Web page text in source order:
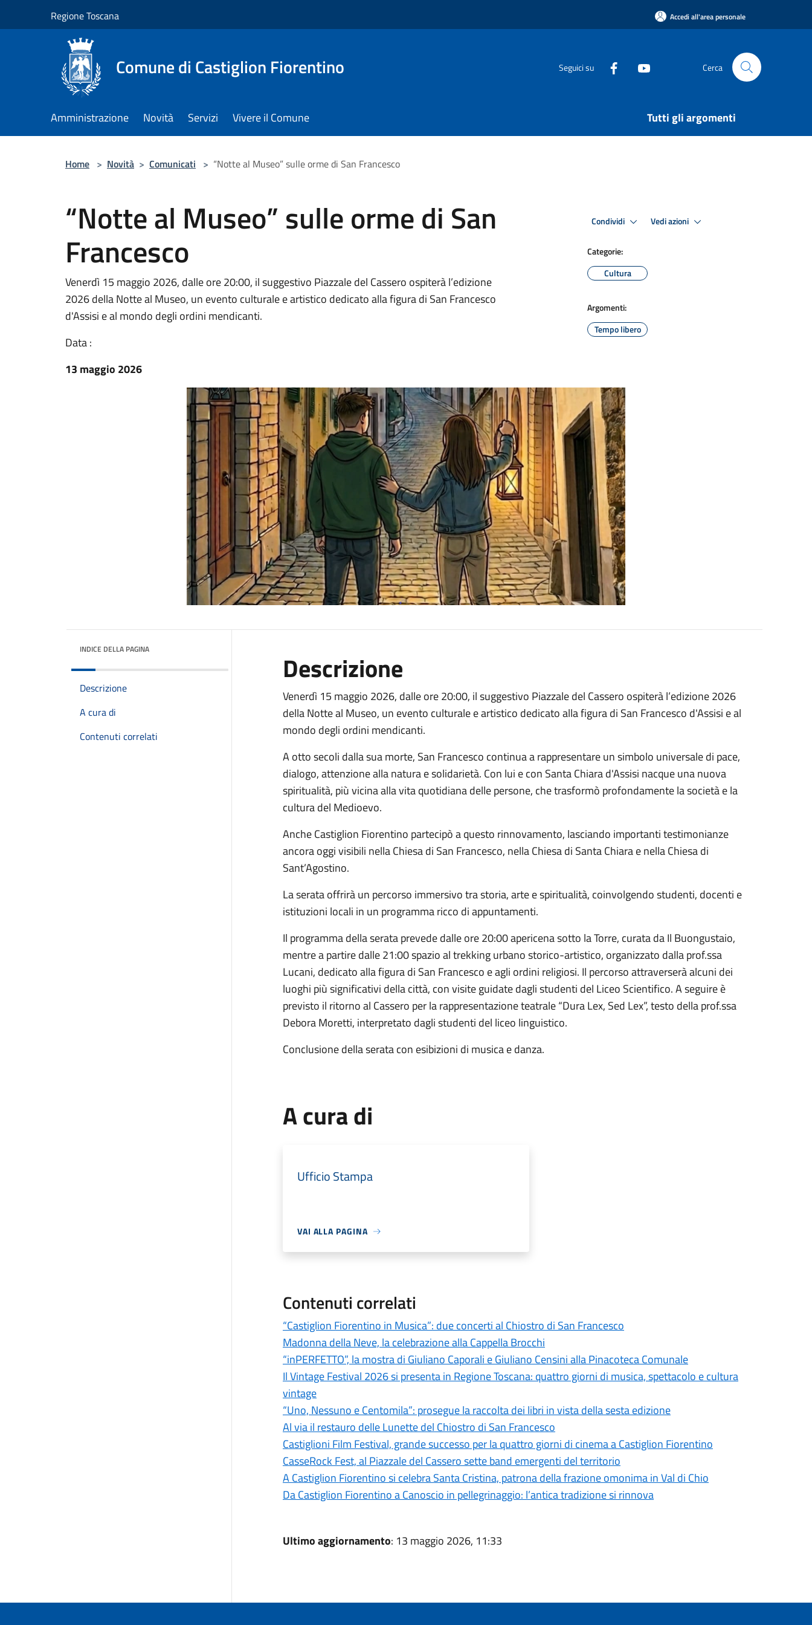
Regione Toscana Accedi all'area personale
Comune di Castiglion Fiorentino Seguici su Cerca
Amministrazione Novità Servizi Vivere il Comune Tutti gli argomenti
Home > Novità > Comunicati > “Notte al Museo” sulle orme di San Francesco
“Notte al Museo” sulle orme di San
Francesco
Venerdì 15 maggio 2026, dalle ore 20:00, il suggestivo Piazzale del Cassero ospiterà l’edizione
2026 della Notte al Museo, un evento culturale e artistico dedicato alla figura di San Francesco
d'Assisi e al mondo degli ordini mendicanti.
Data :
13 maggio 2026
Condividi Vedi azioni
Categorie:
Cultura
Argomenti:
Tempo libero
INDICE DELLA PAGINA
Descrizione
A cura di
Contenuti correlati
Descrizione
Venerdì 15 maggio 2026, dalle ore 20:00, il suggestivo Piazzale del Cassero ospiterà l’edizione 2026
della Notte al Museo, un evento culturale e artistico dedicato alla figura di San Francesco d'Assisi e al
mondo degli ordini mendicanti.
A otto secoli dalla sua morte, San Francesco continua a rappresentare un simbolo universale di pace,
dialogo, attenzione alla natura e solidarietà. Con lui e con Santa Chiara d'Assisi nacque una nuova
spiritualità, più vicina alla vita quotidiana delle persone, che trasformò profondamente la società e la
cultura del Medioevo.
Anche Castiglion Fiorentino partecipò a questo rinnovamento, lasciando importanti testimonianze
ancora oggi visibili nella Chiesa di San Francesco, nella Chiesa di Santa Chiara e nella Chiesa di
Sant’Agostino.
La serata offrirà un percorso immersivo tra storia, arte e spiritualità, coinvolgendo studenti, docenti e
istituzioni locali in un programma ricco di appuntamenti.
Il programma della serata prevede dalle ore 20:00 apericena sotto la Torre, curata da Il Buongustaio,
mentre a partire dalle 21:00 spazio al trekking urbano storico-artistico, organizzato dalla prof.ssa
Lucani, dedicato alla figura di San Francesco e agli ordini religiosi. Il percorso attraverserà alcuni dei
luoghi più significativi della città, con visite guidate dagli studenti del Liceo Scientifico. A seguire è
previsto il ritorno al Cassero per la rappresentazione teatrale “Dura Lex, Sed Lex”, testo della prof.ssa
Debora Moretti, interpretato dagli studenti del liceo linguistico.
Conclusione della serata con esibizioni di musica e danza.
A cura di
Ufficio Stampa
VAI ALLA PAGINA
Contenuti correlati
“Castiglion Fiorentino in Musica”: due concerti al Chiostro di San Francesco
Madonna della Neve, la celebrazione alla Cappella Brocchi
“inPERFETTO”, la mostra di Giuliano Caporali e Giuliano Censini alla Pinacoteca Comunale
Il Vintage Festival 2026 si presenta in Regione Toscana: quattro giorni di musica, spettacolo e cultura
vintage
“Uno, Nessuno e Centomila”: prosegue la raccolta dei libri in vista della sesta edizione
Al via il restauro delle Lunette del Chiostro di San Francesco
Castiglioni Film Festival, grande successo per la quattro giorni di cinema a Castiglion Fiorentino
CasseRock Fest, al Piazzale del Cassero sette band emergenti del territorio
A Castiglion Fiorentino si celebra Santa Cristina, patrona della frazione omonima in Val di Chio
Da Castiglion Fiorentino a Canoscio in pellegrinaggio: l’antica tradizione si rinnova
Ultimo aggiornamento: 13 maggio 2026, 11:33